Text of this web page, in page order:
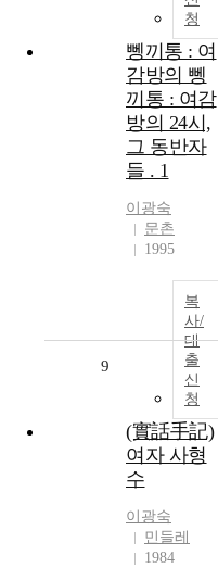
청
뼁끼통 : 여
감방의 뼁
끼통 : 여감
방의 24시,
그 동반자
들 . 1
이광숙
문촌
1995
복
사/
대
출
신
청
9
(實話手記)
여자 사형
수
이광숙
민들레
1984